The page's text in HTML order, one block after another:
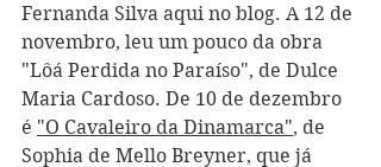
Fernanda Silva aqui no blog. A 12 de
novembro, leu um pouco da obra
"Lôá Perdida no Paraíso", de Dulce
Maria Cardoso. De 10 de dezembro
é "O Cavaleiro da Dinamarca", de
Sophia de Mello Breyner, que já